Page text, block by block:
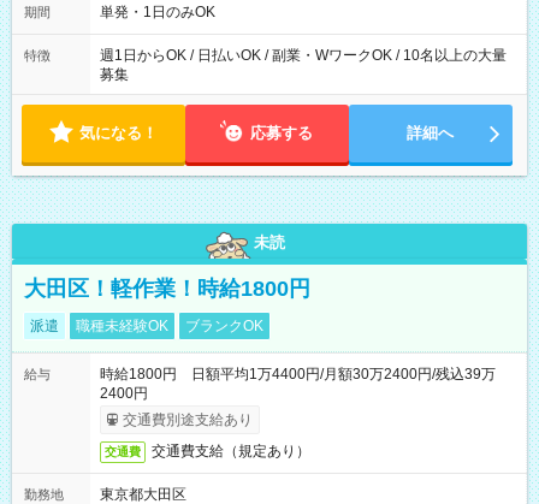
可能です！ ※1日あたりの最大実働時間は日勤、夜勤共に勤務し
期間 単発・1日のみOK
特徴
週1日からOK / 日払いOK / 副業・WワークOK / 10名以上の大量
募集
気になる！ 応募する 詳細へ
未読
大田区！軽作業！時給1800円
派遣 職種未経験OK ブランクOK
給与
時給1800円 日額平均1万4400円/月額30万2400円/残込39万
2400円
交通費別途支給あり
交通費 交通費支給（規定あり）
勤務地
東京都大田区